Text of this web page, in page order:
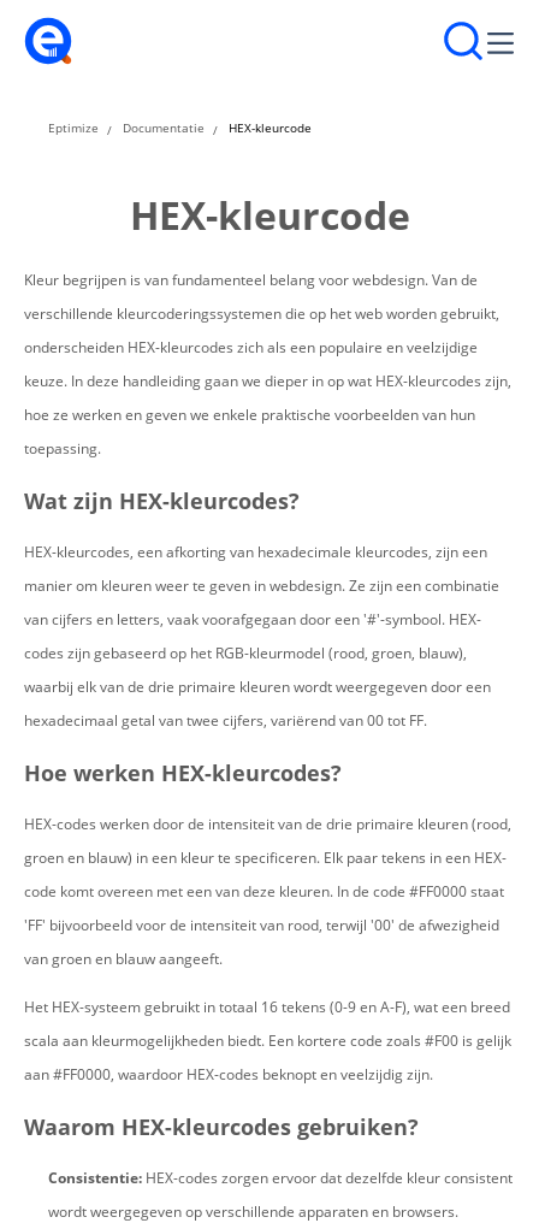
Eptimize Documentatie HEX-kleurcode
HEX-kleurcode
Kleur begrijpen is van fundamenteel belang voor webdesign. Van de
verschillende kleurcoderingssystemen die op het web worden gebruikt,
onderscheiden HEX-kleurcodes zich als een populaire en veelzijdige
keuze. In deze handleiding gaan we dieper in op wat HEX-kleurcodes zijn,
hoe ze werken en geven we enkele praktische voorbeelden van hun
toepassing.
Wat zijn HEX-kleurcodes?
HEX-kleurcodes, een afkorting van hexadecimale kleurcodes, zijn een
manier om kleuren weer te geven in webdesign. Ze zijn een combinatie
van cijfers en letters, vaak voorafgegaan door een '#'-symbool. HEX-
codes zijn gebaseerd op het RGB-kleurmodel (rood, groen, blauw),
waarbij elk van de drie primaire kleuren wordt weergegeven door een
hexadecimaal getal van twee cijfers, variërend van 00 tot FF.
Hoe werken HEX-kleurcodes?
HEX-codes werken door de intensiteit van de drie primaire kleuren (rood,
groen en blauw) in een kleur te specificeren. Elk paar tekens in een HEX-
code komt overeen met een van deze kleuren. In de code #FF0000 staat
'FF' bijvoorbeeld voor de intensiteit van rood, terwijl '00' de afwezigheid
van groen en blauw aangeeft.
Het HEX-systeem gebruikt in totaal 16 tekens (0-9 en A-F), wat een breed
scala aan kleurmogelijkheden biedt. Een kortere code zoals #F00 is gelijk
aan #FF0000, waardoor HEX-codes beknopt en veelzijdig zijn.
Waarom HEX-kleurcodes gebruiken?
Consistentie: HEX-codes zorgen ervoor dat dezelfde kleur consistent
wordt weergegeven op verschillende apparaten en browsers.